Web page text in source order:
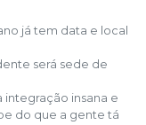
já tem data e local
será sede de
integração insana e
do que a gente tá